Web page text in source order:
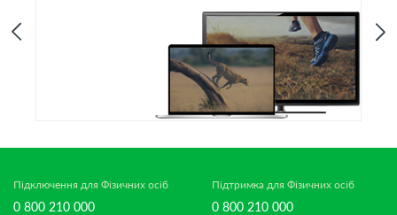
Підключення для Фізичних осіб
0 800 210 000
Підтримка для Фізичних осіб
0 800 210 000